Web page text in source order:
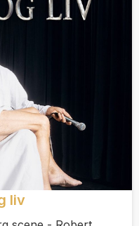
liv